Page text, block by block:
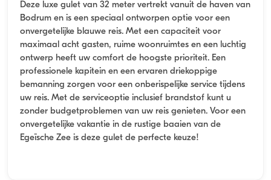
Deze luxe gulet van 32 meter vertrekt vanuit de haven van
Bodrum en is een speciaal ontworpen optie voor een
onvergetelijke blauwe reis. Met een capaciteit voor
maximaal acht gasten, ruime woonruimtes en een luchtig
ontwerp heeft uw comfort de hoogste prioriteit. Een
professionele kapitein en een ervaren driekoppige
bemanning zorgen voor een onberispelijke service tijdens
uw reis. Met de serviceoptie inclusief brandstof kunt u
zonder budgetproblemen van uw reis genieten. Voor een
onvergetelijke vakantie in de rustige baaien van de
Egeïsche Zee is deze gulet de perfecte keuze!